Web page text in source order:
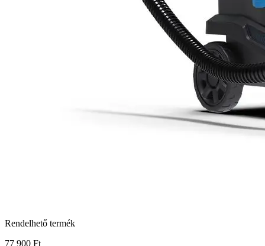
Rendelhető termék
77 900 Ft